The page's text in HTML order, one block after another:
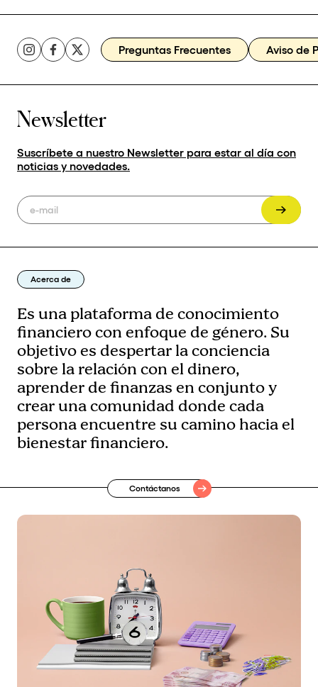
Preguntas Frecuentes Aviso de
Newsletter
Suscríbete a nuestro Newsletter para estar al día con
noticias y novedades.
Acerca de
Es una plataforma de conocimiento
financiero con enfoque de género. Su
objetivo es despertar la conciencia
sobre la relación con el dinero,
aprender de finanzas en conjunto y
crear una comunidad donde cada
persona encuentre su camino hacia el
bienestar financiero.
Contáctanos